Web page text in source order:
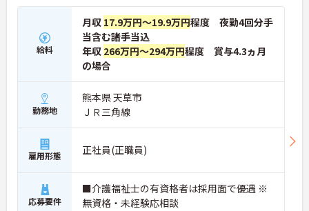
給料
月収 17.9万円～19.9万円程度 夜勤4回分手
当含む諸手当込
年収 266万円～294万円程度 賞与4.3ヵ月
の場合
勤務地
熊本県 天草市
ＪＲ三角線
雇用形態 正社員(正職員)
応募要件
■介護福祉士の有資格者は採用面で優遇 ※
無資格・未経験応相談